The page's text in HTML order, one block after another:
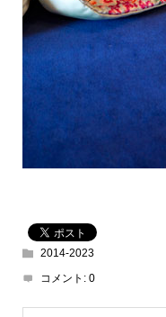
2014-2023
コメント: 0